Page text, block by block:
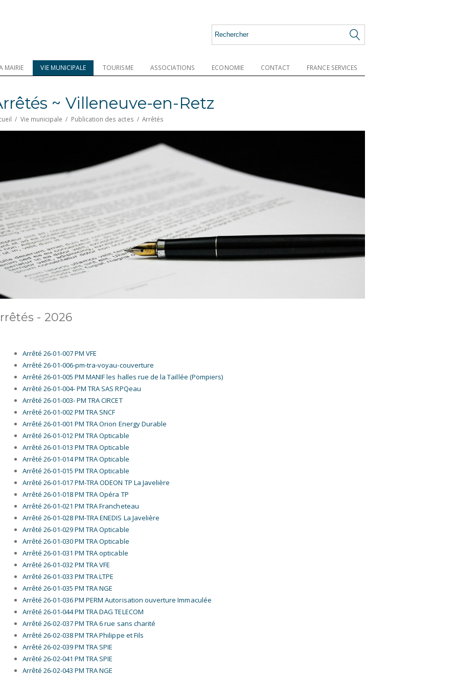
MAIRIE VIE MUNICIPALE TOURISME ASSOCIATIONS ECONOMIE CONTACT FRANCE SERVICES
~ Villeneuve-en-Retz
/ Vie municipale / Publication des actes / Arrêtés
- 2026
Arrêté 26-01-007 PM VFE
Arrêté 26-01-006-pm-tra-voyau-couverture
Arrêté 26-01-005 PM MANIF les halles rue de la Taillée (Pompiers)
Arrêté 26-01-004- PM TRA SAS RPQeau
Arrêté 26-01-003- PM TRA CIRCET
Arrêté 26-01-002 PM TRA SNCF
Arrêté 26-01-001 PM TRA Orion Energy Durable
Arrêté 26-01-012 PM TRA Opticable
Arrêté 26-01-013 PM TRA Opticable
Arrêté 26-01-014 PM TRA Opticable
Arrêté 26-01-015 PM TRA Opticable
Arrêté 26-01-017 PM-TRA ODEON TP La Javelière
Arrêté 26-01-018 PM TRA Opéra TP
Arrêté 26-01-021 PM TRA Francheteau
Arrêté 26-01-028 PM-TRA ENEDIS La Javelière
Arrêté 26-01-029 PM TRA Opticable
Arrêté 26-01-030 PM TRA Opticable
Arrêté 26-01-031 PM TRA opticable
Arrêté 26-01-032 PM TRA VFE
Arrêté 26-01-033 PM TRA LTPE
Arrêté 26-01-035 PM TRA NGE
Arrêté 26-01-036 PM PERM Autorisation ouverture Immaculée
Arrêté 26-01-044 PM TRA DAG TELECOM
Arrêté 26-02-037 PM TRA 6 rue sans charité
Arrêté 26-02-038 PM TRA Philippe et Fils
Arrêté 26-02-039 PM TRA SPIE
Arrêté 26-02-041 PM TRA SPIE
Arrêté 26-02-043 PM TRA NGE